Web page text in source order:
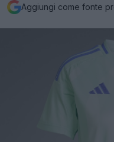
Aggiungi come fonte